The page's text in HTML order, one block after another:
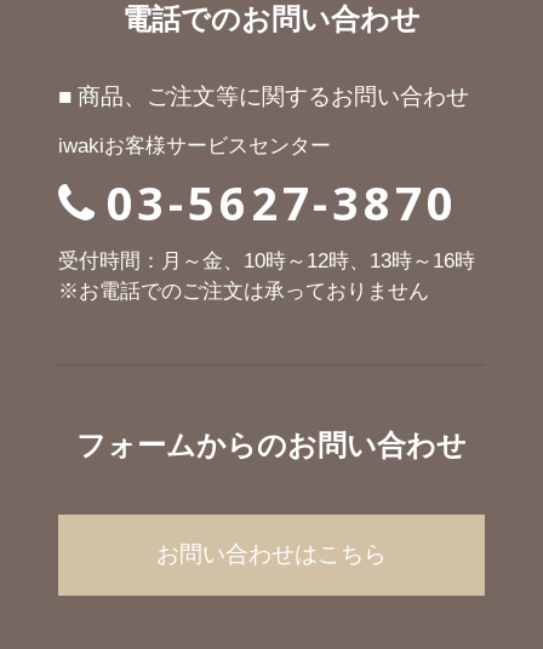
電話でのお問い合わせ
■ 商品、ご注文等に関するお問い合わせ
iwakiお客様サービスセンター
03-5627-3870
受付時間：月～金、10時～12時、13時～16時
※お電話でのご注文は承っておりません
フォームからのお問い合わせ
お問い合わせはこちら